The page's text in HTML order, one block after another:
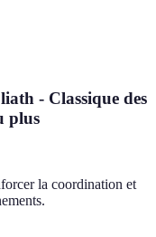
- Classique des
plus
la coordination et